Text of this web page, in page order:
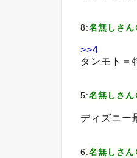
8:名無しさん
>>4
タンモト＝
5:名無しさん
ディズニー
6:名無しさん